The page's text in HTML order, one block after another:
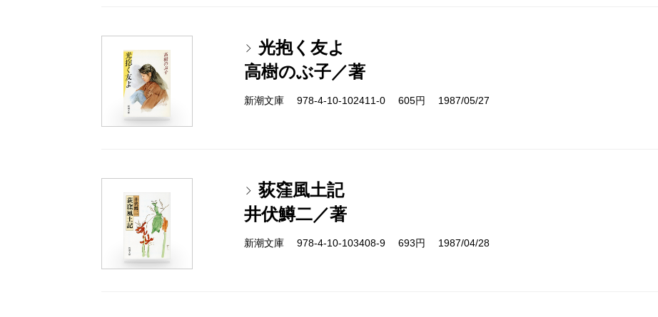
光抱く友よ
高樹のぶ子／著
新潮文庫 978-4-10-102411-0 605円 1987/05/27
荻窪風土記
井伏鱒二／著
新潮文庫 978-4-10-103408-9 693円 1987/04/28